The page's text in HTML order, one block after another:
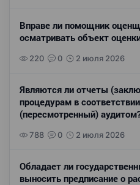
Вправе ли помощник
осматривать объект
220 0 2 июля 2026
Являются ли отчеты
процедурам в
(пересмотренный)
788 0 2 июля 2026
Обладает ли
выносить предписание о